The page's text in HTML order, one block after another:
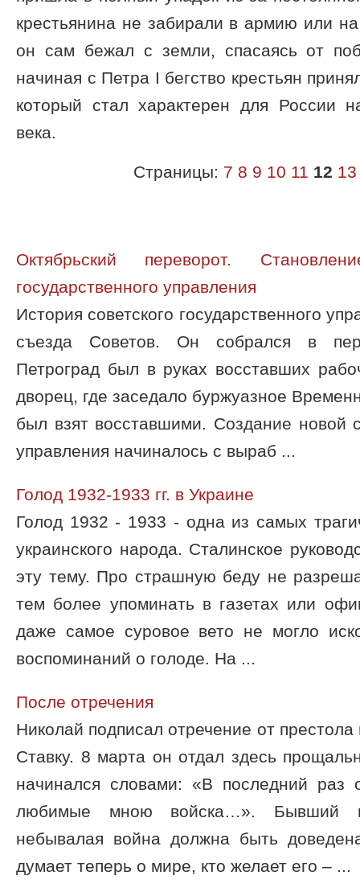
крестьянина не забирали в армию или
он сам бежал с земли, спасаясь от
начиная с Петра I бегство крестьян
который стал характерен для России
века.
Страницы: 7 8 9 10 11 12 13
Октябрьский переворот.
государственного управления
История советского государственного
съезда Советов. Он собрался в
Петроград был в руках восставших
дворец, где заседало буржуазное
был взят восставшими. Создание новой
управления начиналось с выраб ...
Голод 1932-1933 гг. в Украине
Голод 1932 - 1933 - одна из самых
украинского народа. Сталинское
эту тему. Про страшную беду не
тем более упоминать в газетах или
даже самое суровое вето не могло
воспоминаний о голоде. На ...
После отречения
Николай подписал отречение от
Ставку. 8 марта он отдал здесь
начинался словами: «В последний раз
любимые мною войска…». Бывший
небывалая война должна быть
думает теперь о мире, кто желает его – ...